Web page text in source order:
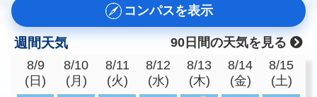
コンパスを表示
週間天気
90日間の天気を見る
8/9
(日)
8/10
(月)
8/11
(火)
8/12
(水)
8/13
(木)
8/14
(金)
8/15
(土)